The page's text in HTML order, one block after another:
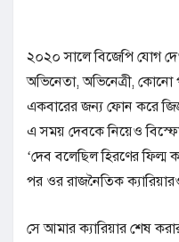
২০২০ সালে বিজেপি যোগ
অভিনেতা, অভিনেত্রী,
একবারের জন্য ফোন করে
এ সময় দেবকে নিয়েও
‘দেব বলেছিল হিরণের ফিল্ম
পর ওর রাজনৈতিক
সে আমার ক্যারিয়ার শেষ করার